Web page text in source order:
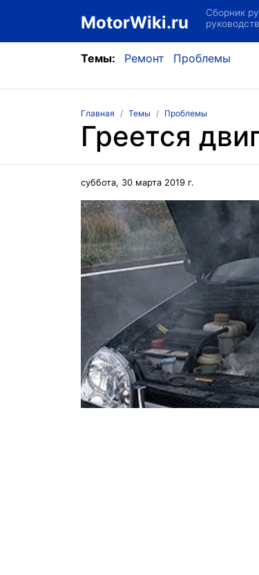
MotorWiki.ru
Сборник
Темы: Ремонт Проблемы
Главная Темы Проблемы
Греется
суббота, 30 марта 2019 г.